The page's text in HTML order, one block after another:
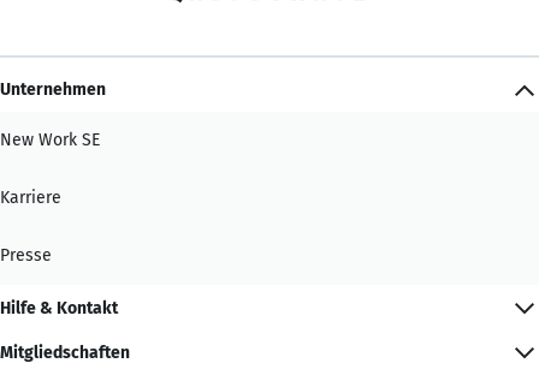
Unternehmen
New Work SE
Karriere
Presse
Hilfe & Kontakt
Mitgliedschaften